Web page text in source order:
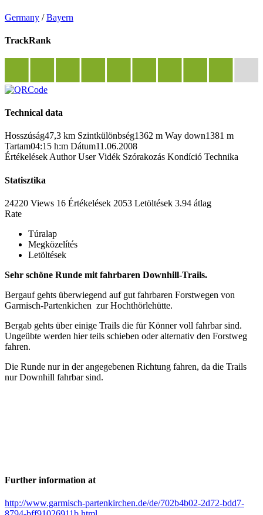
Germany /Bayern
TrackRank
Technical data
Hosszúság47,3 km Szintkülönbség1362 m Way down1381 m
Tartam04:15 h:m Dátum11.06.2008
Értékelések Author User Vidék Szórakozás Kondíció Technika
Statisztika
24220 Views 16 Értékelések 2053 Letöltések 3.94 átlag
Rate
Túralap
Megközelítés
Letöltések
Sehr schöne Runde mit fahrbaren Downhill-Trails.
Bergauf gehts überwiegend auf gut fahrbaren Forstwegen von
Garmisch-Partenkichen zur Hochthörlehütte.
Bergab gehts über einige Trails die für Könner voll fahrbar sind.
Ungeübte werden hier teils schieben oder alternativ den Forstweg
fahren.
Die Runde nur in der angegebenen Richtung fahren, da die Trails
nur Downhill fahrbar sind.
Further information at
http://www.garmisch-partenkirchen.de/de/702b4b02-2d72-bdd7-